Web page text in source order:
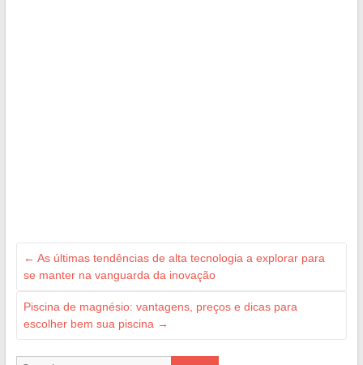
← As últimas tendências de alta tecnologia a explorar para
se manter na vanguarda da inovação
Piscina de magnésio: vantagens, preços e dicas para
escolher bem sua piscina →